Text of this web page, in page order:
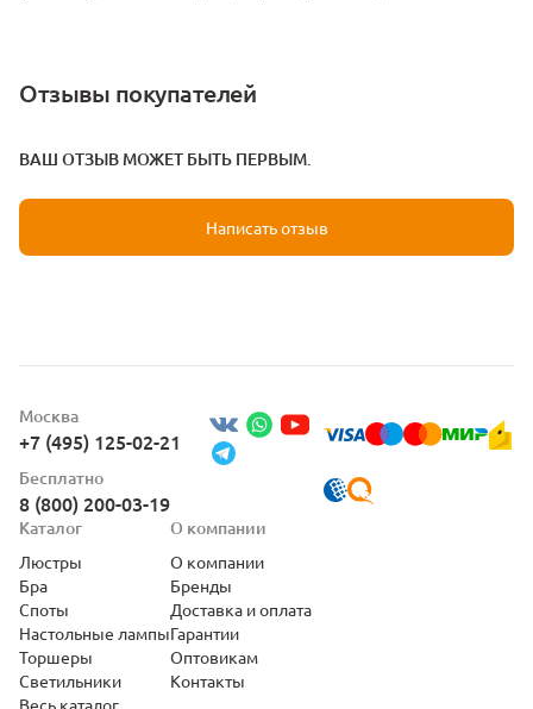
Отзывы покупателей
ВАШ ОТЗЫВ МОЖЕТ БЫТЬ ПЕРВЫМ.
Написать отзыв
Москва
+7 (495) 125-02-21
Бесплатно
8 (800) 200-03-19
Каталог
Люстры
Бра
Споты
Настольные лампы
Торшеры
Светильники
Весь каталог
О компании
О компании
Бренды
Доставка и оплата
Гарантии
Оптовикам
Контакты